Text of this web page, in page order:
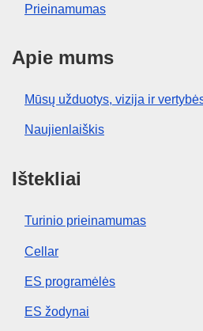
Prieinamumas
Apie mums
Mūsų užduotys, vizija ir
Naujienlaiškis
Ištekliai
Turinio prieinamumas
Cellar
ES programėlės
ES žodynai